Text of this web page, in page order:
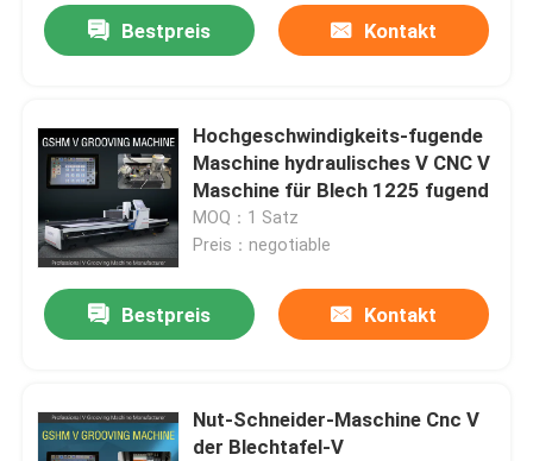
Bestpreis Kontakt
Hochgeschwindigkeits-fugende
Maschine hydraulisches V CNC V
Maschine für Blech 1225 fugend
MOQ：1 Satz
Preis：negotiable
Bestpreis Kontakt
Nut-Schneider-Maschine Cnc V
der Blechtafel-V